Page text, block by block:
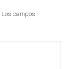
Los campos